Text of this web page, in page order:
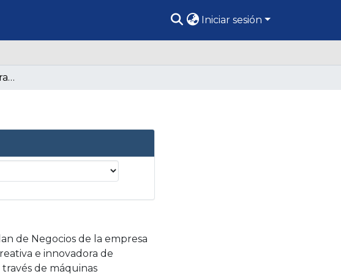
Iniciar sesión
Easylife Global Corporation S.A.S
de Negocios de la empresa
e innovadora de
de máquinas